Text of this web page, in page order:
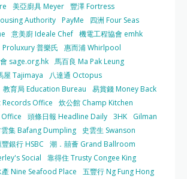
美亞廚具 Meyer 豐澤 Fortress
Authority PayMe
四洲 Four Seas
意美廚 Ideale Chef 機電工程協會 emhk
Proluxury 普樂氏
惠而浦 Whirlpool
sage.org.hk 馬百良 Ma Pak Leung
屋 Tajimaya
八達通 Octopus
教育局 Education Bureau
易賞錢 Money Back
Records Office
炊公館 Champ Kitchen
Office
頭條日報 Headline Daily 3HK
Gilman
雲集 Bafang Dumpling
史雲生 Swanson
銀行 HSBC
潮．囍薈 Grand Ballroom
Social
靠得住 Trusty Congee King
產 Nine Seafood Place
五豐行 Ng Fung Hong